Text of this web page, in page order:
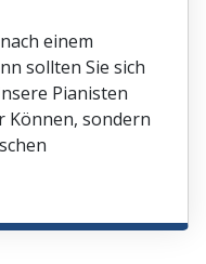
einem
sollten Sie sich
Pianisten
Können, sondern